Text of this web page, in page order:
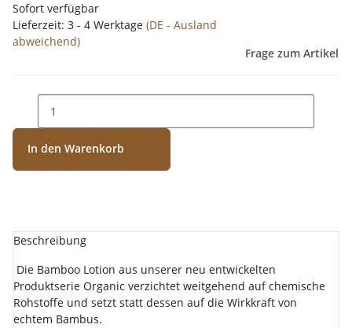
Sofort verfügbar
Lieferzeit: 3 - 4 Werktage (DE - Ausland
abweichend)
Frage zum Artikel
In den Warenkorb
Beschreibung
Die Bamboo Lotion aus unserer neu entwickelten
Produktserie Organic verzichtet weitgehend auf chemische
Rohstoffe und setzt statt dessen auf die Wirkkraft von
echtem Bambus.